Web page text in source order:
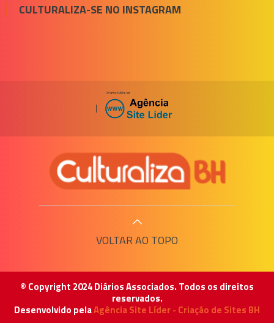
CULTURALIZA-SE NO INSTAGRAM
|
VOLTAR AO TOPO
© Copyright 2024 Diários Associados. Todos os direitos
reservados.
Desenvolvido pelaAgência Site Líder - Criação de Sites BH